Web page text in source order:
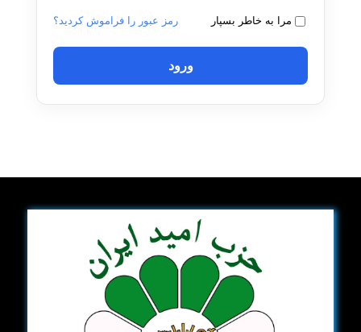
مرا به خاطر بسپار رمز عبور را فراموش کردید؟
ورود